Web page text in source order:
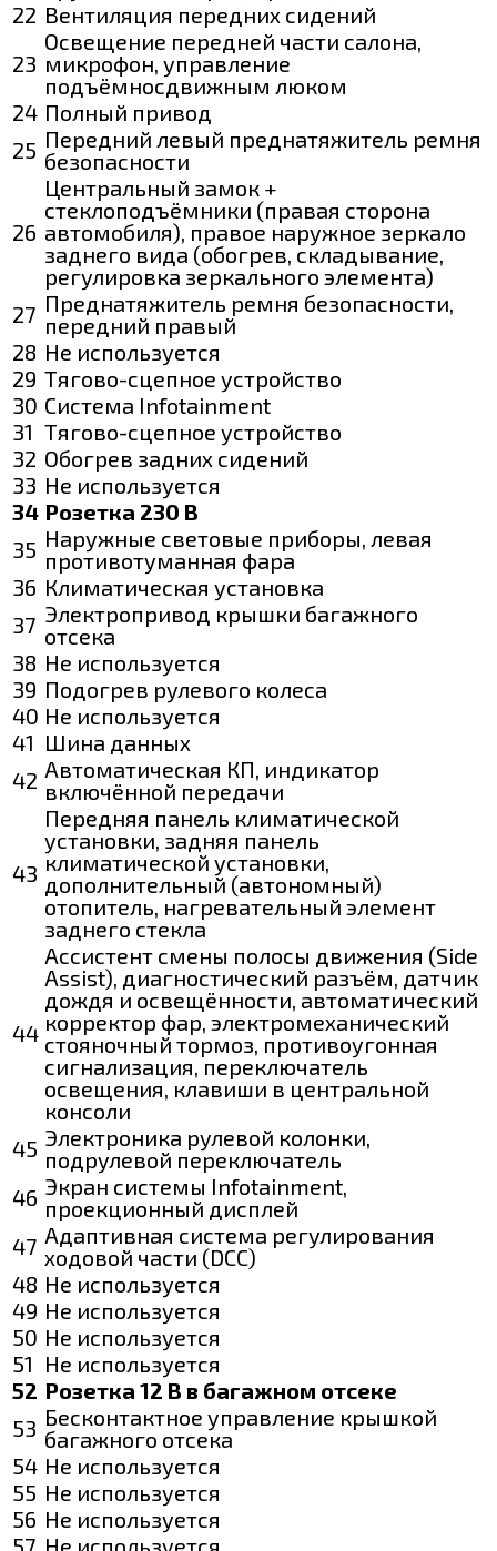
22 Вентиляция передних сидений
23
Освещение передней части салона,
микрофон, управление
подъёмносдвижным люком
24 Полный привод
25 Передний левый преднатяжитель ремня
безопасности
26
Центральный замок +
стеклоподъёмники (правая сторона
автомобиля), правое наружное зеркало
заднего вида (обогрев, складывание,
регулировка зеркального элемента)
27 Преднатяжитель ремня безопасности,
передний правый
28 Не используется
29 Тягово-сцепное устройство
30 Система Infotainment
31 Тягово-сцепное устройство
32 Обогрев задних сидений
33 Не используется
34 Розетка 230 В
35 Наружные световые приборы, левая
противотуманная фара
36 Климатическая установка
37 Электропривод крышки багажного
отсека
38 Не используется
39 Подогрев рулевого колеса
40 Не используется
41 Шина данных
42 Автоматическая КП, индикатор
включённой передачи
43
Передняя панель климатической
установки, задняя панель
климатической установки,
дополнительный (автономный)
отопитель, нагревательный элемент
заднего стекла
44
Ассистент смены полосы движения (Side
Assist), диагностический разъём, датчик
дождя и освещённости, автоматический
корректор фар, электромеханический
стояночный тормоз, противоугонная
сигнализация, переключатель
освещения, клавиши в центральной
консоли
45 Электроника рулевой колонки,
подрулевой переключатель
46 Экран системы Infotainment,
проекционный дисплей
47 Адаптивная система регулирования
ходовой части (DCC)
48 Не используется
49 Не используется
50 Не используется
51 Не используется
52 Розетка 12 В в багажном отсеке
53 Бесконтактное управление крышкой
багажного отсека
54 Не используется
55 Не используется
56 Не используется
57 Не используется